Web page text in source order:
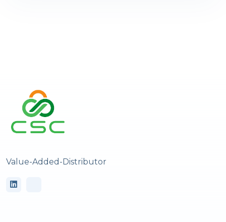
Value-Added-Distributor